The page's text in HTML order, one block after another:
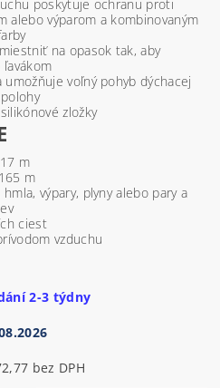
poskytuje ochranu proti
alebo výparom a kombinovaným
na opasok tak, aby
ľavákom
voľný pohyb dýchacej
zložky
m
m
výpary, plyny alebo pary a
ciest
vzduchu
2-3 týdny
€472,77 bez DPH